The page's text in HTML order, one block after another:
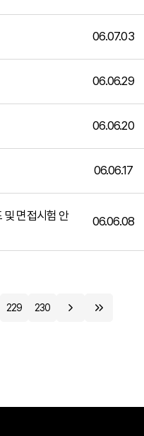
06.07.03
06.06.29
06.06.20
06.06.17
및 면접시험 안
06.06.08
229 230